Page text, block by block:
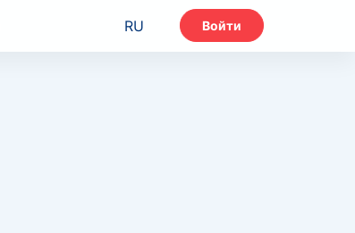
RU Войти